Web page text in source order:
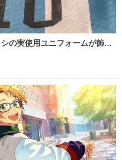
の実使用ユニフォームが飾っ